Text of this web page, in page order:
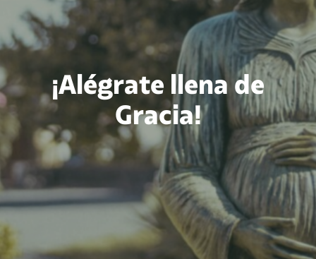
¡Alégrate llena de
Gracia!